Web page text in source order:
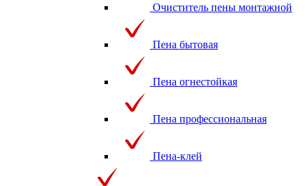
Очиститель пены монтажной
Пена бытовая
Пена огнестойкая
Пена профессиональная
Пена-клей